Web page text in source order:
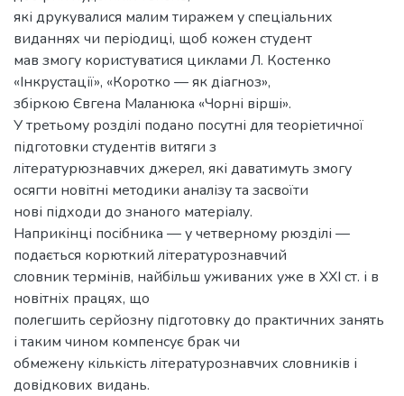
які друкувалися малим тиражем у спеціальних
виданнях чи періодиці, щоб кожен студент
мав змогу користуватися циклами Л. Костенко
«Інкрустації», «Коротко — як діагноз»,
збіркою Євгена Маланюка «Чорні вірші».
У третьому розділі подано посутні для теоріетичної
підготовки студентів витяги з
літературюзнавчих джерел, які даватимуть змогу
осягти новітні методики аналізу та засвоїти
нові підходи до знаного матеріалу.
Наприкінці посібника — у четверному рюзділі —
подається корюткий літературознавчий
словник термінів, найбільш уживаних уже в XXI ст. і в
новітніх працях, що
полегшить серйозну підготовку до практичних занять
і таким чином компенсує брак чи
обмежену кількість літературознавчих словників і
довідкових видань.